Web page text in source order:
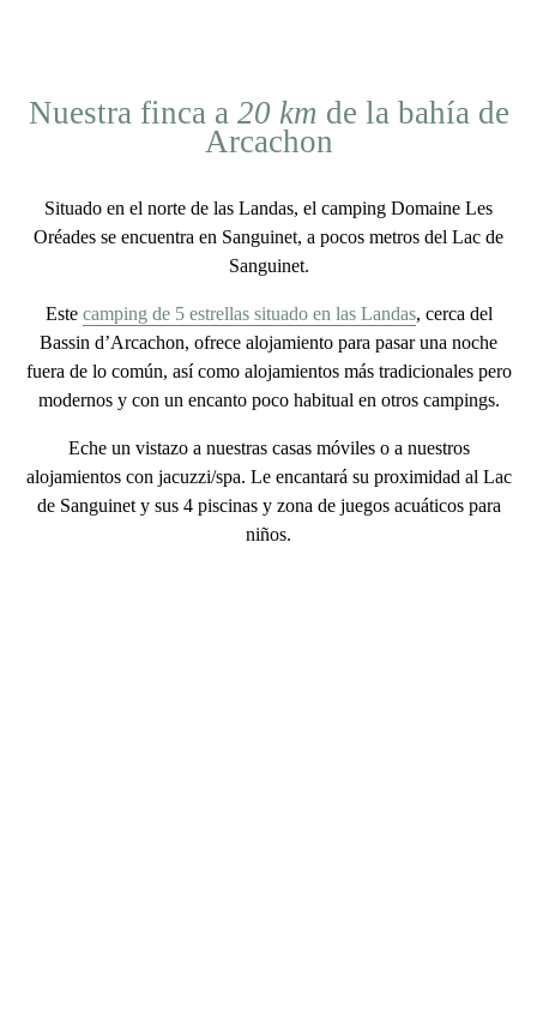
Nuestra finca a 20 km de la bahía de
Arcachon
Situado en el norte de las Landas, el camping Domaine Les
Oréades se encuentra en Sanguinet, a pocos metros del Lac de
Sanguinet.
Este camping de 5 estrellas situado en las Landas, cerca del
Bassin d’Arcachon, ofrece alojamiento para pasar una noche
fuera de lo común, así como alojamientos más tradicionales pero
modernos y con un encanto poco habitual en otros campings.
Eche un vistazo a nuestras casas móviles o a nuestros
alojamientos con jacuzzi/spa. Le encantará su proximidad al Lac
de Sanguinet y sus 4 piscinas y zona de juegos acuáticospara
niños.